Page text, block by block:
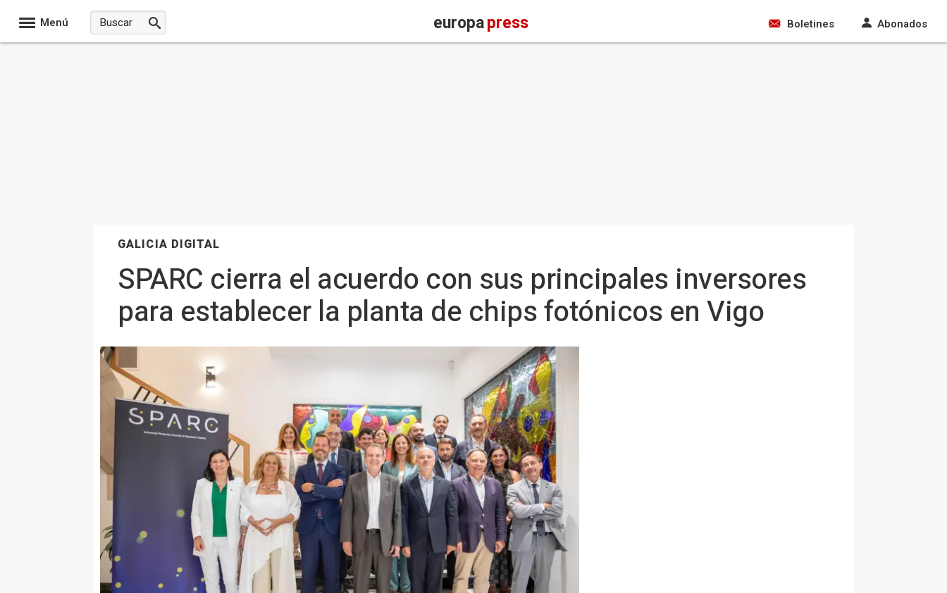
Menú europapress Boletines Abonados
GALICIA DIGITAL
SPARC cierra el acuerdo con sus principales inversores
para establecer la planta de chips fotónicos en Vigo